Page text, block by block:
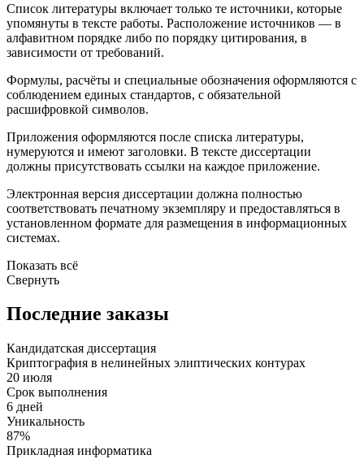
Список литературы включает только те источники, которые
упомянуты в тексте работы. Расположение источников — в
алфавитном порядке либо по порядку цитирования, в
зависимости от требований.
Формулы, расчёты и специальные обозначения оформляются с
соблюдением единых стандартов, с обязательной
расшифровкой символов.
Приложения оформляются после списка литературы,
нумеруются и имеют заголовки. В тексте диссертации
должны присутствовать ссылки на каждое приложение.
Электронная версия диссертации должна полностью
соответствовать печатному экземпляру и предоставляться в
установленном формате для размещения в информационных
системах.
Показать всё
Свернуть
Последние заказы
Кандидатская диссертация
Криптография в нелинейных элиптических контурах
20 июля
Срок выполнения
6 дней
Уникальность
87%
Прикладная информатика